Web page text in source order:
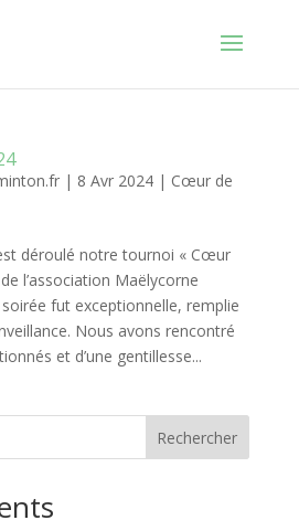
| 8 Avr 2024| Cœur de
déroulé notre tournoi « Cœur
l’association Maëlycorne
fut exceptionnelle, remplie
Nous avons rencontré
et d’une gentillesse...
Rechercher